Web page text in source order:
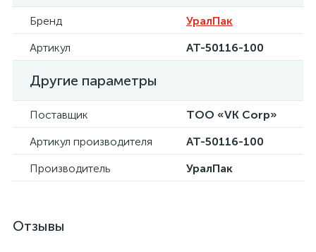
Бренд
УралПак
Артикул
АТ-50116-100
Другие параметры
Поставщик
ТОО «VK Corp»
Артикул производителя
АТ-50116-100
Производитель
УралПак
Отзывы